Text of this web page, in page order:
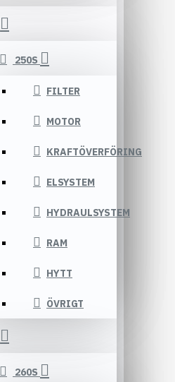
250S
FILTER
MOTOR
KRAFTÖVERFÖRING
ELSYSTEM
HYDRAULSYSTEM
RAM
HYTT
ÖVRIGT
260S